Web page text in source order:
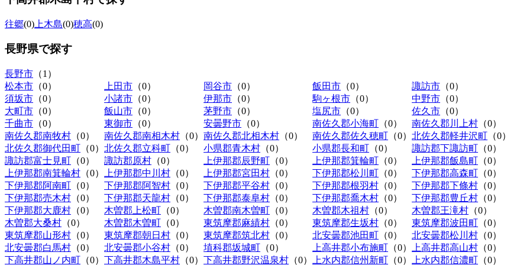
往郷(0) 上木島(0)穂高(0)
長野県で探す
長野市 （1）
松本市 （0） 上田市 （0） 岡谷市 （0） 飯田市 （0） 諏訪市 （0）
須坂市 （0） 小諸市 （0） 伊那市 （0） 駒ヶ根市 （0） 中野市 （0）
大町市 （0） 飯山市 （0） 茅野市 （0） 塩尻市 （0） 佐久市 （0）
千曲市 （0） 東御市 （0） 安曇野市 （0） 南佐久郡小海町 （0） 南佐久郡川上村 （0）
南佐久郡南牧村 （0） 南佐久郡南相木村 （0） 南佐久郡北相木村 （0） 南佐久郡佐久穂町 （0） 北佐久郡軽井沢町 （0）
北佐久郡御代田町 （0） 北佐久郡立科町 （0） 小県郡青木村 （0） 小県郡長和町 （0） 諏訪郡下諏訪町 （0）
諏訪郡富士見町 （0） 諏訪郡原村 （0） 上伊那郡辰野町 （0） 上伊那郡箕輪町 （0） 上伊那郡飯島町 （0）
上伊那郡南箕輪村 （0） 上伊那郡中川村 （0） 上伊那郡宮田村 （0） 下伊那郡松川町 （0） 下伊那郡高森町 （0）
下伊那郡阿南町 （0） 下伊那郡阿智村 （0） 下伊那郡平谷村 （0） 下伊那郡根羽村 （0） 下伊那郡下條村 （0）
下伊那郡売木村 （0） 下伊那郡天龍村 （0） 下伊那郡泰阜村 （0） 下伊那郡喬木村 （0） 下伊那郡豊丘村 （0）
下伊那郡大鹿村 （0） 木曽郡上松町 （0） 木曽郡南木曽町 （0） 木曽郡木祖村 （0） 木曽郡王滝村 （0）
木曽郡大桑村 （0） 木曽郡木曽町 （0） 東筑摩郡麻績村 （0） 東筑摩郡生坂村 （0） 東筑摩郡波田町 （0）
東筑摩郡山形村 （0） 東筑摩郡朝日村 （0） 東筑摩郡筑北村 （0） 北安曇郡池田町 （0） 北安曇郡松川村 （0）
北安曇郡白馬村 （0） 北安曇郡小谷村 （0） 埴科郡坂城町 （0） 上高井郡小布施町 （0） 上高井郡高山村 （0）
下高井郡山ノ内町 （0） 下高井郡木島平村 （0） 下高井郡野沢温泉村 （0） 上水内郡信州新町 （0） 上水内郡信濃町 （0）